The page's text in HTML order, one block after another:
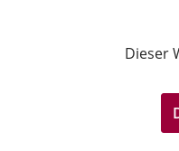
Dieser